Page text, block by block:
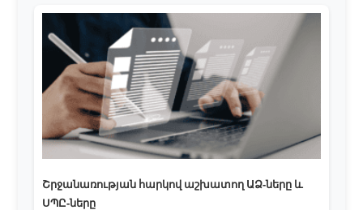
Շրջանառության հարկով աշխատող ԱՁ-ները և
ՍՊԸ-ները